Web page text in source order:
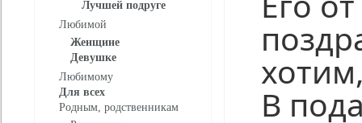
Лучшей подруге
Любимой
Женщине
Девушке
Любимому
Для всех
Родным, родственникам
В